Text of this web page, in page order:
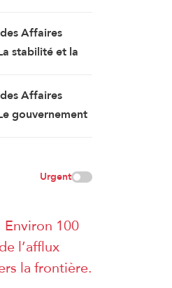
de faire
en œuvre du
Affaires
stabilité et la
politiques
d’Israël ont
et le
Affaires
gouvernement
Urgent
100
l’afflux
la frontière.